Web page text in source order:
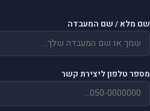
שם מלא / שם המעבדה
מספר טלפון ליצירת קשר